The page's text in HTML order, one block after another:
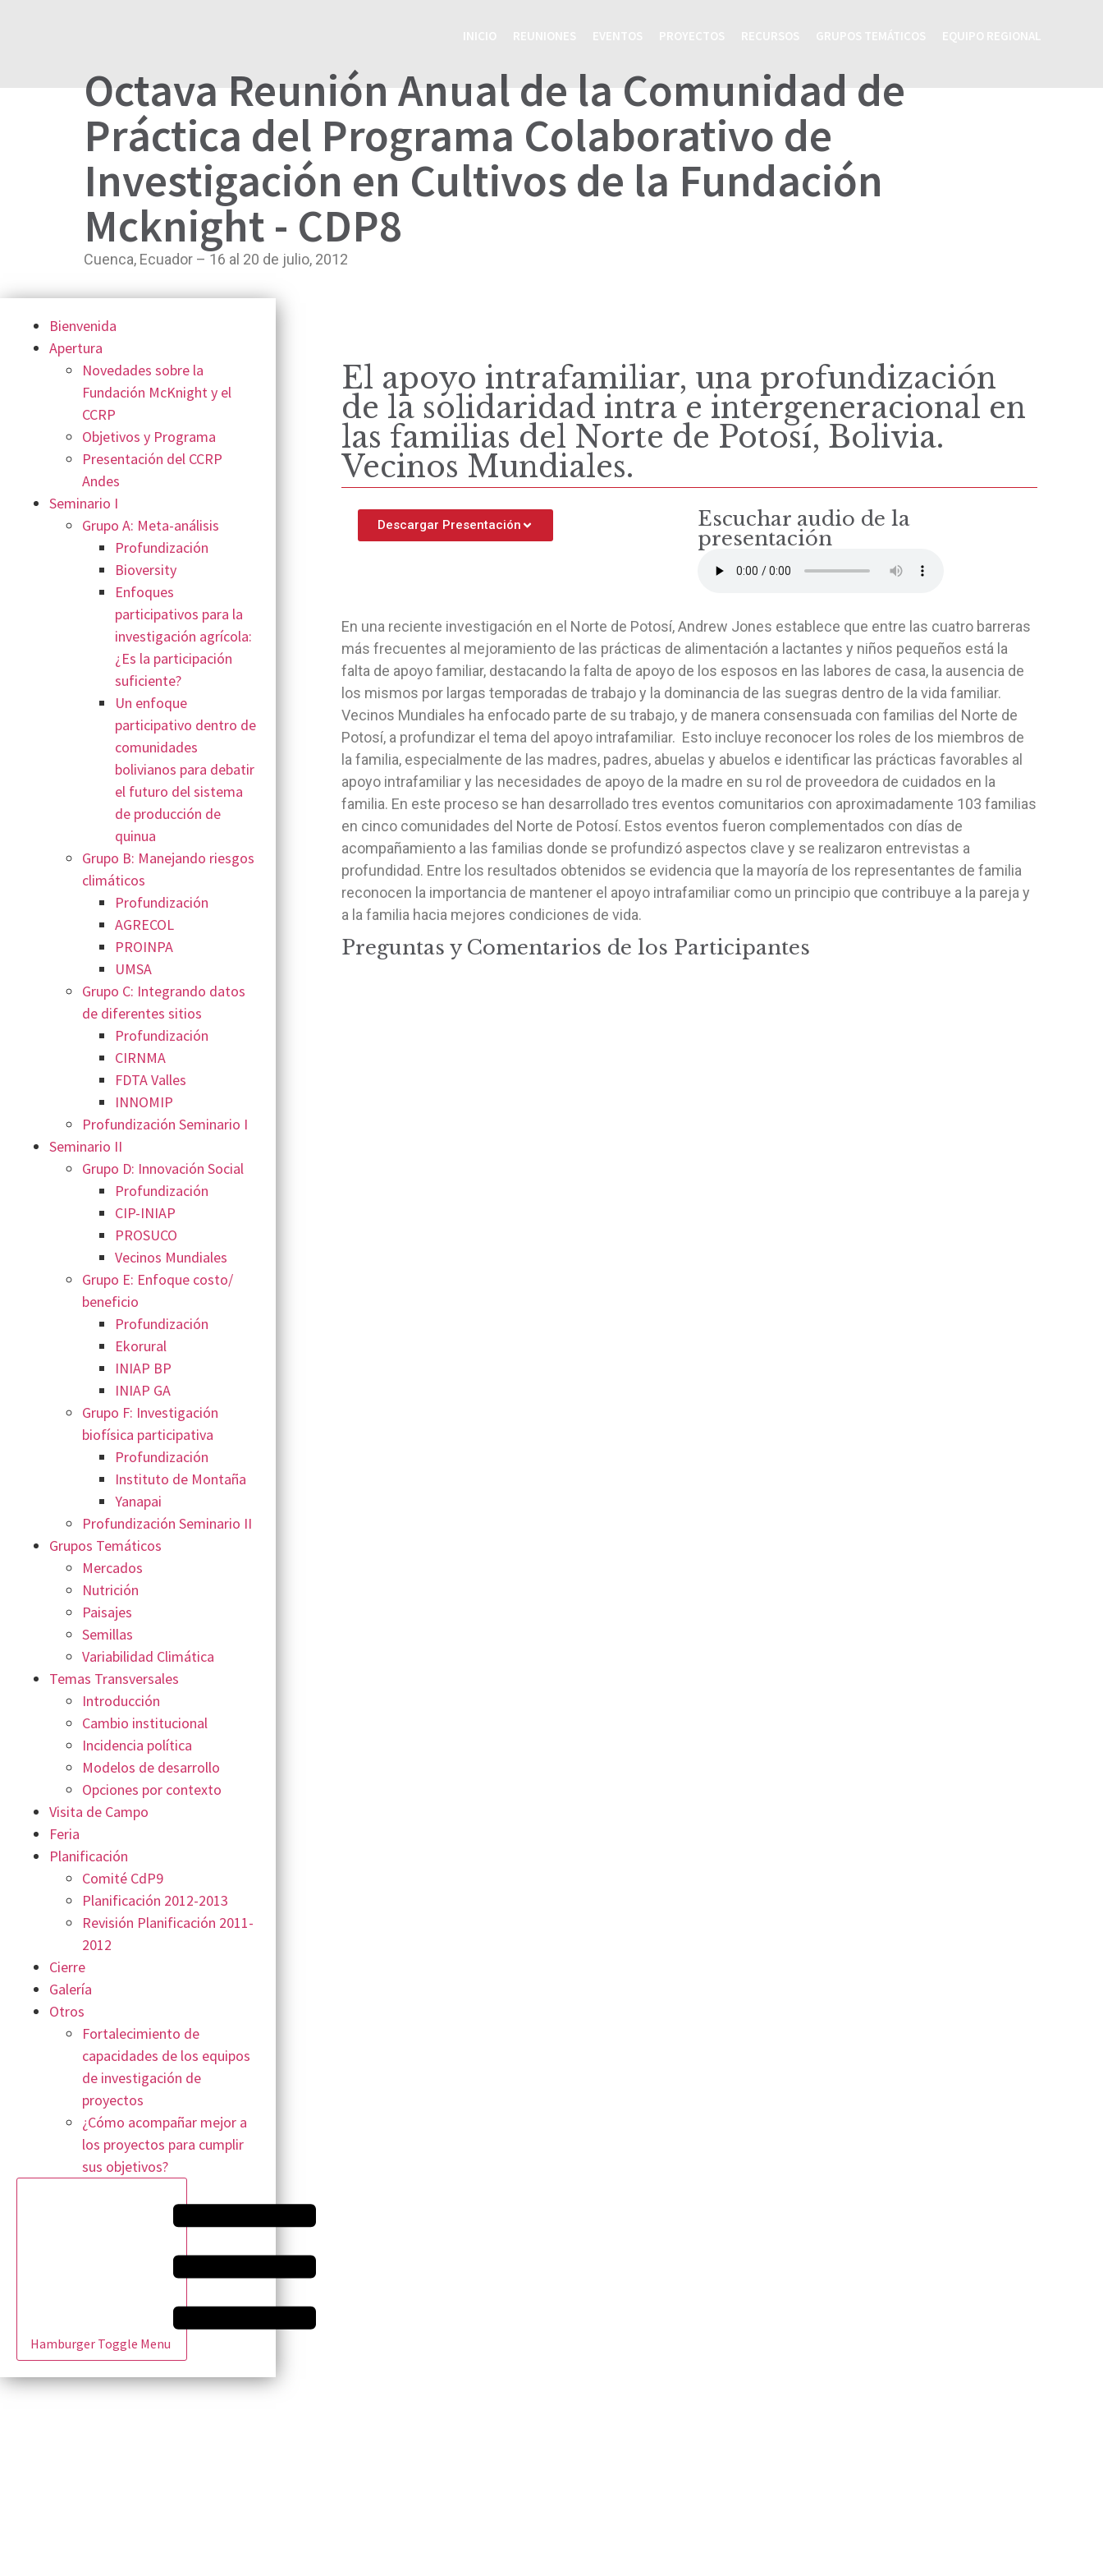
Octava Reunión Anual de la Comunidad de
Práctica del Programa Colaborativo de
Investigación en Cultivos de la Fundación
Mcknight - CDP8
Cuenca, Ecuador – 16 al 20 de julio, 2012
Bienvenida
Apertura
Novedades sobre la
Fundación McKnight y el
CCRP
Objetivos y Programa
Presentación del CCRP
Andes
Seminario I
Grupo A: Meta-análisis
Profundización
Bioversity
Enfoques
participativos para la
investigación agrícola:
¿Es la participación
suficiente?
Un enfoque
participativo dentro de
comunidades
bolivianos para debatir
el futuro del sistema
de producción de
quinua
Grupo B: Manejando riesgos
climáticos
Profundización
AGRECOL
PROINPA
UMSA
Grupo C: Integrando datos
de diferentes sitios
Profundización
CIRNMA
FDTA Valles
INNOMIP
Profundización Seminario I
Seminario II
Grupo D: Innovación Social
Profundización
CIP-INIAP
PROSUCO
Vecinos Mundiales
Grupo E: Enfoque costo/
beneficio
Profundización
Ekorural
INIAP BP
INIAP GA
Grupo F: Investigación
biofísica participativa
Profundización
Instituto de Montaña
Yanapai
Profundización Seminario II
Grupos Temáticos
Mercados
Nutrición
Paisajes
Semillas
Variabilidad Climática
Temas Transversales
Introducción
Cambio institucional
Incidencia política
Modelos de desarrollo
Opciones por contexto
Visita de Campo
Feria
Planificación
Comité CdP9
Planificación 2012-2013
Revisión Planificación 2011-
2012
Cierre
Galería
Otros
Fortalecimiento de
capacidades de los equipos
de investigación de
proyectos
¿Cómo acompañar mejor a
los proyectos para cumplir
sus objetivos?
Hamburger Toggle Menu
El apoyo intrafamiliar, una profundización
de la solidaridad intra e intergeneracional en
las familias del Norte de Potosí, Bolivia.
Vecinos Mundiales.
Descargar Presentación
Escuchar audio de la
presentación
En una reciente investigación en el Norte de Potosí, Andrew Jones establece que entre las cuatro barreras
más frecuentes al mejoramiento de las prácticas de alimentación a lactantes y niños pequeños está la
falta de apoyo familiar, destacando la falta de apoyo de los esposos en las labores de casa, la ausencia de
los mismos por largas temporadas de trabajo y la dominancia de las suegras dentro de la vida familiar.
Vecinos Mundiales ha enfocado parte de su trabajo, y de manera consensuada con familias del Norte de
Potosí, a profundizar el tema del apoyo intrafamiliar. Esto incluye reconocer los roles de los miembros de
la familia, especialmente de las madres, padres, abuelas y abuelos e identificar las prácticas favorables al
apoyo intrafamiliar y las necesidades de apoyo de la madre en su rol de proveedora de cuidados en la
familia. En este proceso se han desarrollado tres eventos comunitarios con aproximadamente 103 familias
en cinco comunidades del Norte de Potosí. Estos eventos fueron complementados con días de
acompañamiento a las familias donde se profundizó aspectos clave y se realizaron entrevistas a
profundidad. Entre los resultados obtenidos se evidencia que la mayoría de los representantes de familia
reconocen la importancia de mantener el apoyo intrafamiliar como un principio que contribuye a la pareja y
a la familia hacia mejores condiciones de vida.
Preguntas y Comentarios de los Participantes